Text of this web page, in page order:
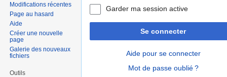
Garder ma session active
Se connecter
Aide pour se connecter
Mot de passe oublié ?
Modifications récentes
Page au hasard
Aide
Créer une nouvelle
page
Galerie des nouveaux
fichiers
Outils